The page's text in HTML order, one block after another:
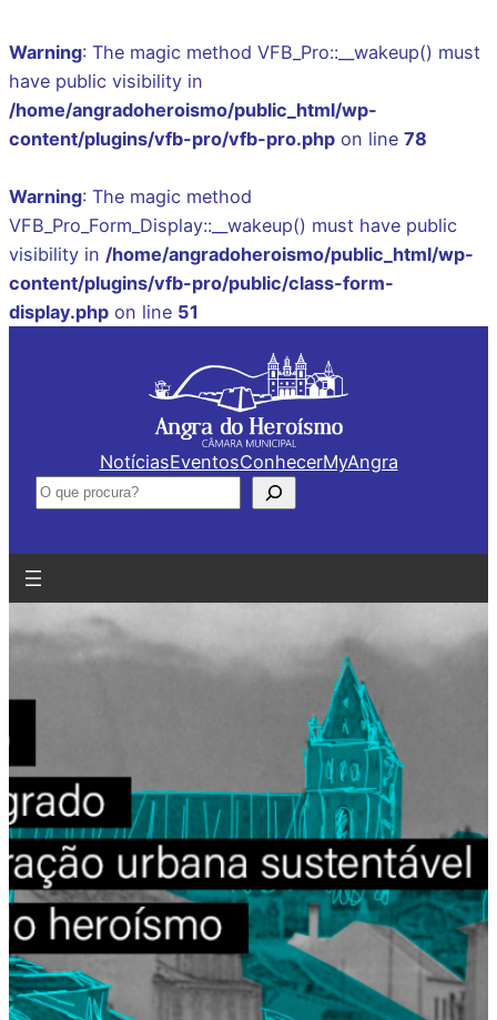
Warning: The magic method VFB_Pro::__wakeup() must
have public visibility in
/home/angradoheroismo/public_html/wp-
content/plugins/vfb-pro/vfb-pro.php on line 78
Warning: The magic method
VFB_Pro_Form_Display::__wakeup() must have public
visibility in /home/angradoheroismo/public_html/wp-
content/plugins/vfb-pro/public/class-form-
display.php on line 51
NotíciasEventosConhecerMyAngra
Pesquisar